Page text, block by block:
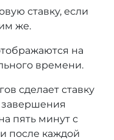
ставку, если
же.
на
времени.
сделает ставку
пять минут с
после каждой